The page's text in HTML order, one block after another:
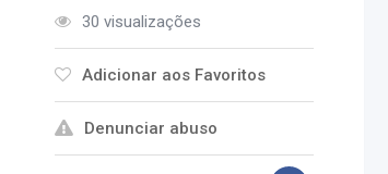
30 visualizações
Adicionar aos Favoritos
Denunciar abuso